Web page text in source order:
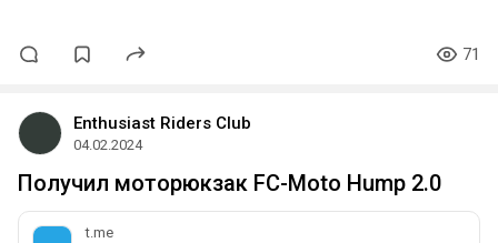
71
Enthusiast Riders Club
04.02.2024
Получил моторюкзак FC-Moto Hump 2.0
t.me